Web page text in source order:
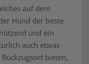
auf dem
Hund der beste
und ein
auch etwas
bieten,